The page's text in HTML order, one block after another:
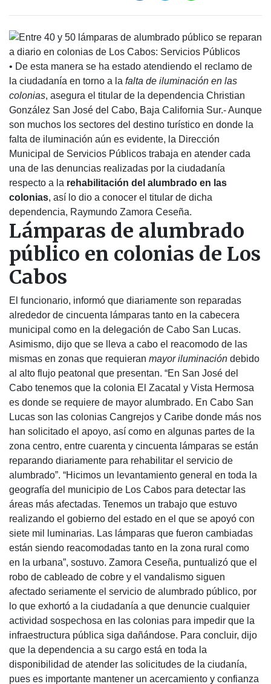
• De esta manera se ha estado atendiendo el reclamo de
la ciudadanía en torno a la falta de iluminación en las
colonias, asegura el titular de la dependencia Christian
González San José del Cabo, Baja California Sur.- Aunque
son muchos los sectores del destino turístico en donde la
falta de iluminación aún es evidente, la Dirección
Municipal de Servicios Públicos trabaja en atender cada
una de las denuncias realizadas por la ciudadanía
respecto a la rehabilitación del alumbrado en las
colonias, así lo dio a conocer el titular de dicha
dependencia, Raymundo Zamora Ceseña.
Lámparas de alumbrado
público en colonias de Los
Cabos
El funcionario, informó que diariamente son reparadas
alrededor de cincuenta lámparas tanto en la cabecera
municipal como en la delegación de Cabo San Lucas.
Asimismo, dijo que se lleva a cabo el reacomodo de las
mismas en zonas que requieran mayor iluminación debido
al alto flujo peatonal que presentan. “En San José del
Cabo tenemos que la colonia El Zacatal y Vista Hermosa
es donde se requiere de mayor alumbrado. En Cabo San
Lucas son las colonias Cangrejos y Caribe donde más nos
han solicitado el apoyo, así como en algunas partes de la
zona centro, entre cuarenta y cincuenta lámparas se están
reparando diariamente para rehabilitar el servicio de
alumbrado”. “Hicimos un levantamiento general en toda la
geografía del municipio de Los Cabos para detectar las
áreas más afectadas. Tenemos un trabajo que estuvo
realizando el gobierno del estado en el que se apoyó con
siete mil luminarias. Las lámparas que fueron cambiadas
están siendo reacomodadas tanto en la zona rural como
en la urbana”, sostuvo. Zamora Ceseña, puntualizó que el
robo de cableado de cobre y el vandalismo siguen
afectado seriamente el servicio de alumbrado público, por
lo que exhortó a la ciudadanía a que denuncie cualquier
actividad sospechosa en las colonias para impedir que la
infraestructura pública siga dañándose. Para concluir, dijo
que la dependencia a su cargo está en toda la
disponibilidad de atender las solicitudes de la ciudanía,
pues es importante mantener un acercamiento y confianza